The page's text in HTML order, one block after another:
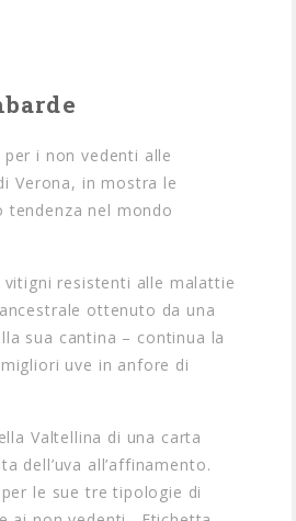
i non vedenti alle
Verona, in mostra le
tendenza nel mondo
vitigni resistenti alle malattie
ottenuto da una
sua cantina – continua la
uve in anfore di
Valtellina di una carta
dell’uva all’affinamento.
le sue tre tipologie di